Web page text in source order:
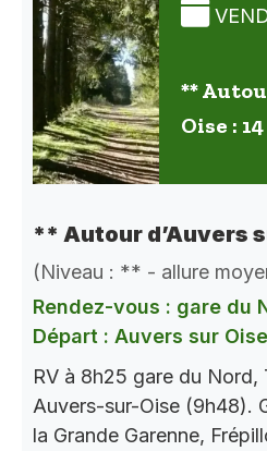
**
Oise :
** Autour d’Auvers
(Niveau : ** - allure
Rendez-vous : gare du
Départ : Auvers sur Oise
RV à 8h25 gare du Nord,
Auvers-sur-Oise (9h48).
la Grande Garenne,